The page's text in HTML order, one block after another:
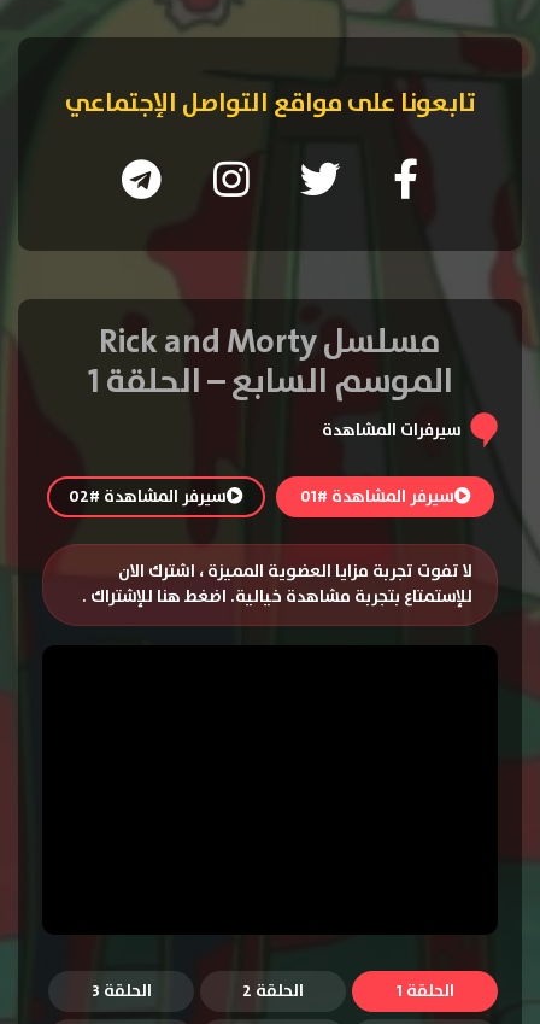
تابعونا على مواقع التواصل الإجتماعي
مسلسل Rick and Morty
الموسم السابع – الحلقة 1
سيرفرات المشاهدة
سيرفر المشاهدة #01 سيرفر المشاهدة #02
لا تفوت تجربة مزايا العضوية المميزة ، اشترك الان
للإستمتاع بتجربة مشاهدة خيالية. اضغط هنا للإشتراك .
الحلقة 1 الحلقة 2
الحلقة 3